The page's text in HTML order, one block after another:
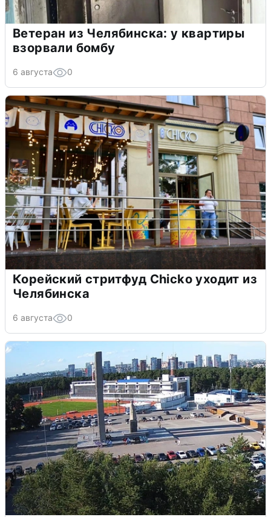
Ветеран из Челябинска: у квартиры
взорвали бомбу
6 августа 0
Корейский стритфуд Chicko уходит из
Челябинска
6 августа 0